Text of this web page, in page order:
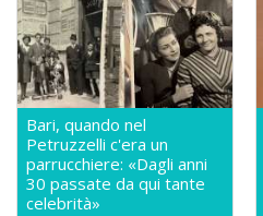
Bari, quando nel
Petruzzelli c'era un
parrucchiere: «Dagli anni
30 passate da qui tante
celebrità»